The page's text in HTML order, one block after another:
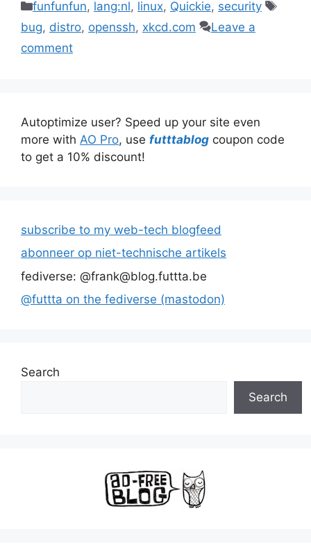
Categories
funfunfun, lang:nl, linux, Quickie, security
Tags
bug, distro, openssh, xkcd.com
Leave a
comment
Autoptimize user? Speed up your site even
more with AO Pro, use futttablog coupon code
to get a 10% discount!
subscribe to my web-tech blogfeed
abonneer op niet-technische artikels
fediverse: @frank@blog.futtta.be
@futtta on the fediverse (mastodon)
Search
Search